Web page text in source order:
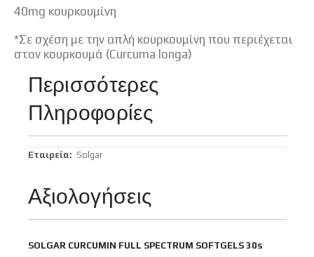
40mg κουρκουμίνη
*Σε σχέση με την απλή κουρκουμίνη που περιέχεται
στον κουρκουμά (Curcuma longa)
Περισσότερες
Πληροφορίες
ΠερισσότερεςSolgar
Αξιολογήσεις
SOLGAR CURCUMIN FULL SPECTRUM SOFTGELS 30s